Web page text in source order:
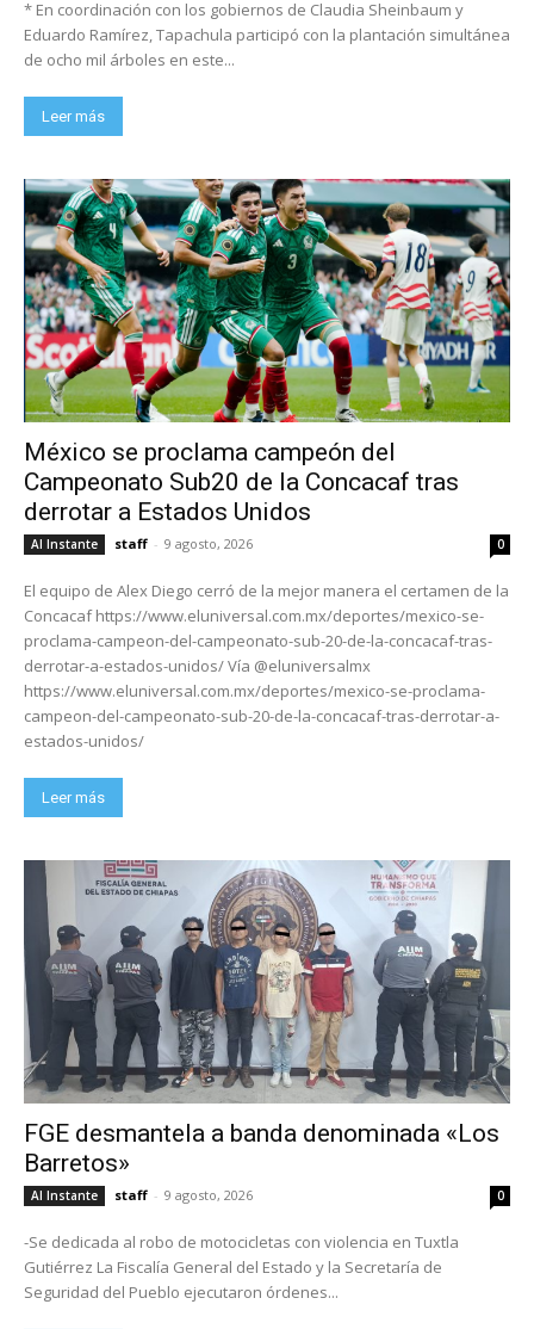
* En coordinación con los gobiernos de Claudia Sheinbaum y
Eduardo Ramírez, Tapachula participó con la plantación simultánea
de ocho mil árboles en este...
Leer más
México se proclama campeón del
Campeonato Sub20 de la Concacaf tras
derrotar a Estados Unidos
Al Instante staff - 9 agosto, 2026 0
El equipo de Alex Diego cerró de la mejor manera el certamen de la
Concacaf https://www.eluniversal.com.mx/deportes/mexico-se-
proclama-campeon-del-campeonato-sub-20-de-la-concacaf-tras-
derrotar-a-estados-unidos/ Vía @eluniversalmx
https://www.eluniversal.com.mx/deportes/mexico-se-proclama-
campeon-del-campeonato-sub-20-de-la-concacaf-tras-derrotar-a-
estados-unidos/
Leer más
FGE desmantela a banda denominada «Los
Barretos»
Al Instante staff - 9 agosto, 2026 0
-Se dedicada al robo de motocicletas con violencia en Tuxtla
Gutiérrez La Fiscalía General del Estado y la Secretaría de
Seguridad del Pueblo ejecutaron órdenes...